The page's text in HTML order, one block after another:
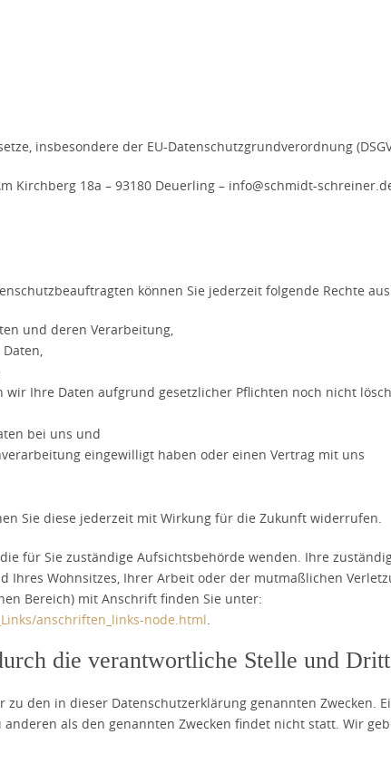
insbesondere der EU-Datenschutzgrundverordnung
Kirchberg 18a – 93180 Deuerling – info@schmidt-
können Sie jederzeit folgende Rechte
und deren Verarbeitung,
Ihre Daten aufgrund gesetzlicher Pflichten noch nicht
bei uns und
eingewilligt haben oder einen Vertrag mit uns
Sie diese jederzeit mit Wirkung für die Zukunft widerrufen.
für Sie zuständige Aufsichtsbehörde wenden. Ihre
Ihres Wohnsitzes, Ihrer Arbeit oder der mutmaßlichen
Bereich) mit Anschrift finden Sie unter:
anschriften_links-node.html
die verantwortliche Stelle und
den in dieser Datenschutzerklärung genannten Zwecken.
als den genannten Zwecken findet nicht statt. Wir